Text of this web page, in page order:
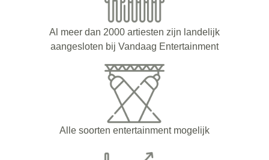
Al meer dan 2000 artiesten zijn landelijk
aangesloten bij Vandaag Entertainment
Alle soorten entertainment mogelijk